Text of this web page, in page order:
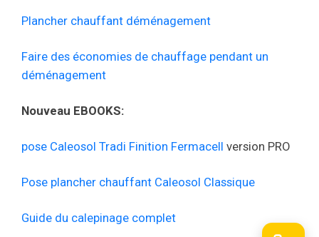
Plancher chauffant déménagement
Faire des économies de chauffage pendant un
déménagement
Nouveau EBOOKS:
pose Caleosol Tradi Finition Fermacell version PRO
Pose plancher chauffant Caleosol Classique
Guide du calepinage complet